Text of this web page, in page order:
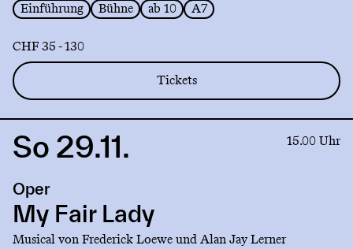
Einführung
Bühne ab 10 A7
CHF 35 - 130
Tickets
Link
My
Fair
Lady
So 29.11. 15.00 Uhr
Oper
My Fair Lady
Musical von Frederick Loewe und Alan Jay Lerner